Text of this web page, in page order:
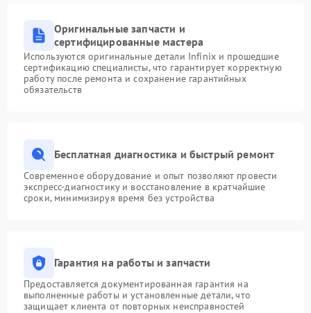
Оригинальные запчасти и
сертифицированные мастера
Используются оригинальные детали Infinix и прошедшие
сертификацию специалисты, что гарантирует корректную
работу после ремонта и сохранение гарантийных
обязательств
Бесплатная диагностика и быстрый ремонт
Современное оборудование и опыт позволяют провести
экспресс-диагностику и восстановление в кратчайшие
сроки, минимизируя время без устройства
Гарантия на работы и запчасти
Предоставляется документированная гарантия на
выполненные работы и установленные детали, что
защищает клиента от повторных неисправностей